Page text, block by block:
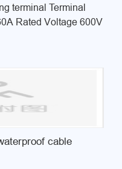
terminal Terminal
Rated Voltage 600V
cable